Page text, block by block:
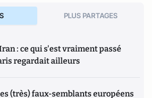
PLUS PARTAGES
: ce qui s'est vraiment passé
regardait ailleurs
(très) faux-semblants européens